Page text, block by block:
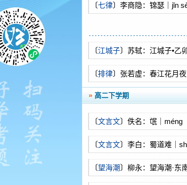
〔七律〕李商隐：锦瑟｜jǐn
〔江城子〕苏轼：江城子•乙
〔排律〕张若虚：春江花月
yuè yè
» 高二下学期
〔文言文〕佚名：氓｜méng
〔文言文〕李白：蜀道难｜
〔望海潮〕柳永：望海潮·东